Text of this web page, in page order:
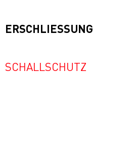
ERSCHLIESSUNG
SCHALLSCHUTZ